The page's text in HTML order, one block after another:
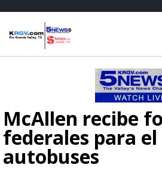
McAllen recibe
federales para
autobuses